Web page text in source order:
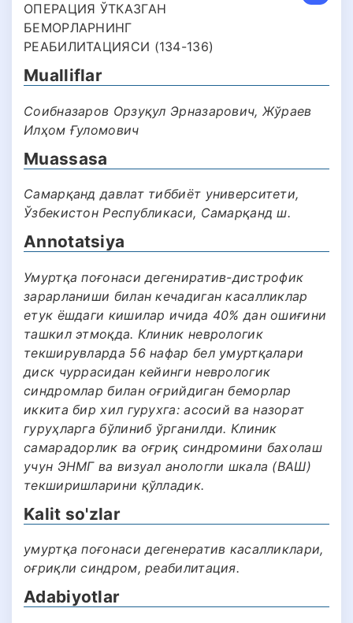
ОПЕРАЦИЯ ЎТКАЗГАН
БЕМОРЛАРНИНГ
РЕАБИЛИТАЦИЯСИ (134-136)
Mualliflar
Соибназаров Орзуқул Эрназарович, Жўраев
Илҳом Ғуломович
Muassasa
Самарқанд давлат тиббиёт университети,
Ўзбекистон Республикаси, Самарқанд ш.
Annotatsiya
Умуртқа поғонаси дегениратив-дистрофик
зарарланиши билан кечадиган касалликлар
етук ёшдаги кишилар ичида 40% дан ошиғини
ташкил этмоқда. Клиник неврологик
текширувларда 56 нафар бел умуртқалари
диск чуррасидан кейинги неврологик
синдромлар билан оғрийдиган беморлар
иккита бир хил гурухга: асосий ва назорат
гуруҳларга бўлиниб ўрганилди. Клиник
самарадорлик ва оғриқ синдромини бахолаш
учун ЭНМГ ва визуал анологли шкала (ВАШ)
текширишларини қўлладик.
Kalit so'zlar
умуртқа поғонаси дегенератив касалликлари,
оғриқли синдром, реабилитация.
Adabiyotlar